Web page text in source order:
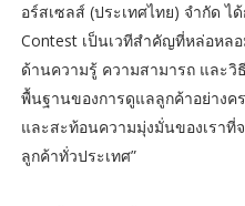
อร์สเซลส์ (ประเทศไทย) จำกัด ไ
Contest เป็นเวทีสำคัญที่หล่อหล
ด้านความรู้ ความสามารถ และ
พื้นฐานของการดูแลลูกค้าอย่างค
และสะท้อนความมุ่งมั่นของเรา
ลูกค้าทั่วประเทศ”